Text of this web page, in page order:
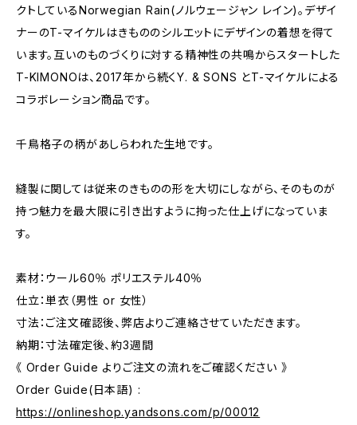
クトしているNorwegian Rain(ノルウェージャン レイン)。デザイ
ナーのT-マイケルはきもののシルエットにデザインの着想を得て
います。互いのものづくりに対する精神性の共鳴からスタートした
T-KIMONOは、2017年から続くY. & SONS とT-マイケルによる
コラボレーション商品です。
千鳥格子の柄があしらわれた生地です。
縫製に関しては従来のきものの形を大切にしながら、そのものが
持つ魅力を最大限に引き出すように拘った仕上げになっていま
す。
素材：ウール60％ ポリエステル40％
仕立：単衣（男性 or 女性）
寸法：ご注文確認後、弊店よりご連絡させていただきます。
納期：寸法確定後、約3週間
《 Order Guide よりご注文の流れをご確認ください 》
Order Guide(日本語) :
https://onlineshop.yandsons.com/p/00012